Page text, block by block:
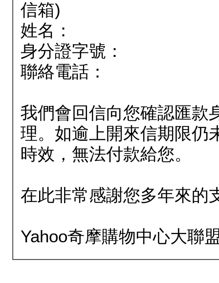
信箱)
姓名：
身分證字號：
聯絡電話：
我們會回信向您確認匯款
理。如逾上開來信期限仍
時效，無法付款給您。
在此非常感謝您多年來的
Yahoo奇摩購物中心大